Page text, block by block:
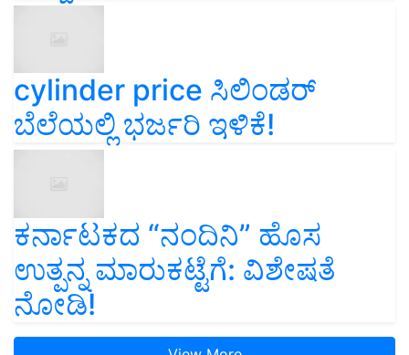
cylinder price ಸಿಲಿಂಡರ್‌
ಬೆಲೆಯಲ್ಲಿ ಭರ್ಜರಿ ಇಳಿಕೆ!
ಕರ್ನಾಟಕದ “ನಂದಿನಿ” ಹೊಸ
ಉತ್ಪನ್ನ ಮಾರುಕಟ್ಟೆಗೆ: ವಿಶೇಷತೆ
ನೋಡಿ!